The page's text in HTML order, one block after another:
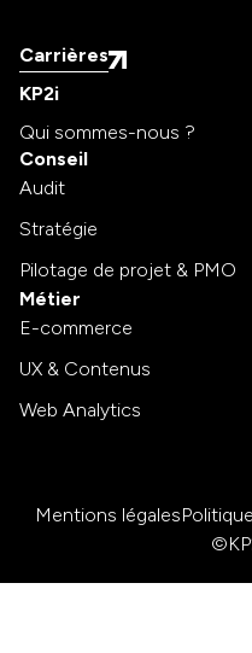
Carrières
KP2i
Qui sommes-nous ?
Conseil
Audit
Stratégie
Pilotage de projet & PMO
Métier
E-commerce
UX & Contenus
Web Analytics
Mentions légales